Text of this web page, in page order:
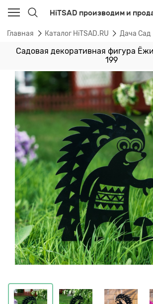
HiTSAD производим и
Главная Каталог HiTSAD.RU Дача Сад
Садовая декоративная фигура
199